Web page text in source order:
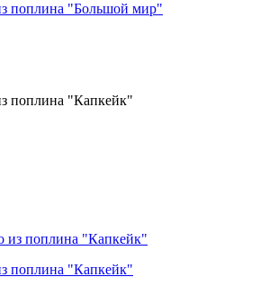
поплина "Большой мир"
поплина "Капкейк"
поплина "Капкейк"